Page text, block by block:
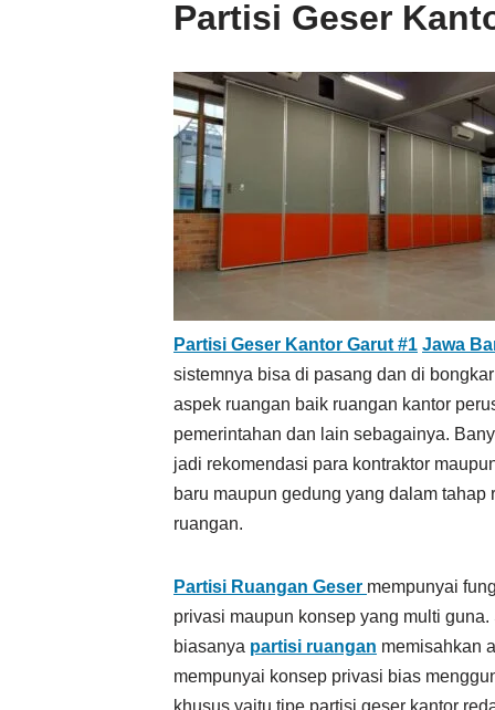
Partisi Geser
Partisi Geser Kantor Garut #1 Jawa
sistemnya bisa di pasang dan di
aspek ruangan baik ruangan kantor
pemerintahan dan lain sebagainya.
jadi rekomendasi para kontraktor
baru maupun gedung yang dalam
ruangan.
Partisi Ruangan Geser mempunyai
privasi maupun konsep yang multi
biasanya partisi ruangan memisahkan
mempunyai konsep privasi bias
khusus yaitu tipe partisi geser kantor